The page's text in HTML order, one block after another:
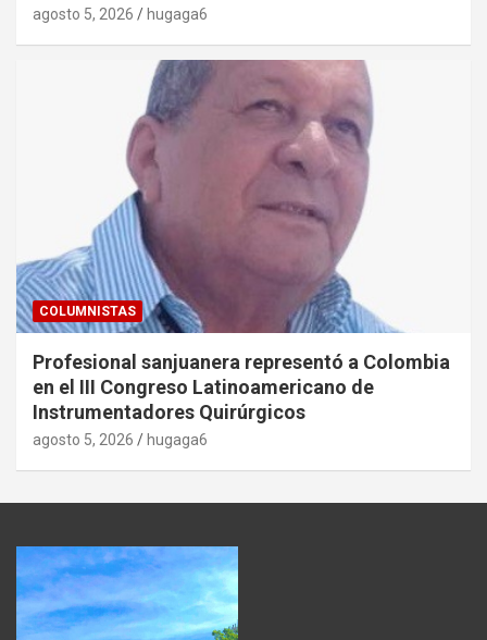
agosto 5, 2026 hugaga6
COLUMNISTAS
Profesional sanjuanera representó a Colombia
en el III Congreso Latinoamericano de
Instrumentadores Quirúrgicos
agosto 5, 2026 hugaga6